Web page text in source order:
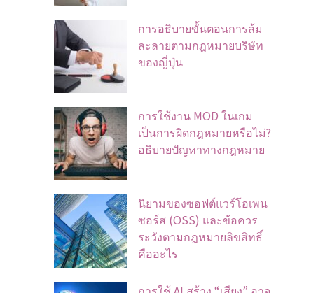
การอธิบายขั้นตอนการล้ม
ละลายตามกฎหมายบริษัท
ของญี่ปุ่น
การใช้งาน MOD ในเกม
เป็นการผิดกฎหมายหรือไม่?
อธิบายปัญหาทางกฎหมาย
นิยามของซอฟต์แวร์โอเพน
ซอร์ส (OSS) และข้อควร
ระวังตามกฎหมายลิขสิทธิ์
คืออะไร